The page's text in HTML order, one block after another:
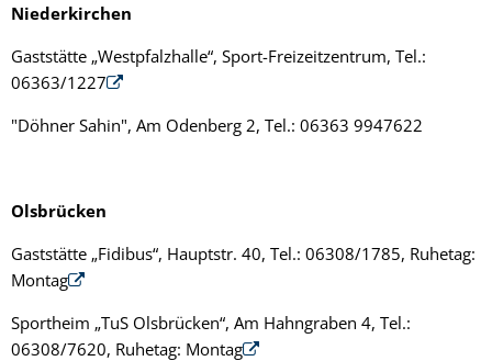
Niederkirchen
Gaststätte „Westpfalzhalle“, Sport-Freizeitzentrum, Tel.:
06363/1227
"Döhner Sahin", Am Odenberg 2, Tel.: 06363 9947622
Olsbrücken
Gaststätte „Fidibus“, Hauptstr. 40, Tel.: 06308/1785, Ruhetag:
Montag
Sportheim „TuS Olsbrücken“, Am Hahngraben 4, Tel.:
06308/7620, Ruhetag: Montag